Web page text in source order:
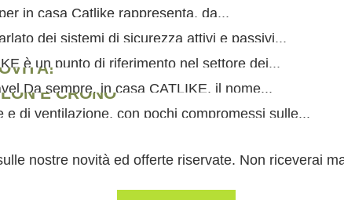
LEGGI
in casa Catlike rappresenta, da...
LEGGI
dei sistemi di sicurezza attivi e passivi...
LEGGI
è un punto di riferimento nel settore dei...
LEGGI
Da sempre, in casa CATLIKE, il nome...
LEGGI
E CRONO
di ventilazione, con pochi compromessi sulle...
nostre novità ed offerte riservate. Non riceverai